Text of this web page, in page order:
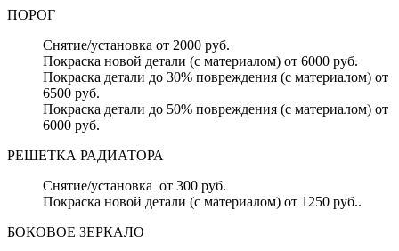
ПОРОГ
Снятие/установка от 2000 руб.
Покраска новой детали (с материалом) от 6000 руб.
Покраска детали до 30% повреждения (с материалом) от
6500 руб.
Покраска детали до 50% повреждения (с материалом) от
6000 руб.
РЕШЕТКА РАДИАТОРА
Снятие/установка от 300 руб.
Покраска новой детали (с материалом) от 1250 руб..
БОКОВОЕ ЗЕРКАЛО